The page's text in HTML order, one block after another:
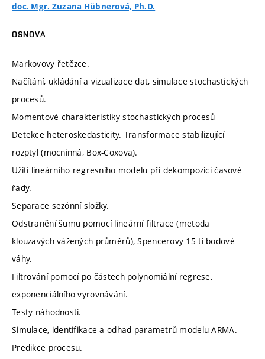
doc. Mgr. Zuzana Hübnerová, Ph.D.
OSNOVA
Markovovy řetězce.
Načítání, ukládání a vizualizace dat, simulace stochastických
procesů.
Momentové charakteristiky stochastických procesů
Detekce heteroskedasticity. Transformace stabilizující
rozptyl (mocninná, Box-Coxova).
Užití lineárního regresního modelu při dekompozici časové
řady.
Separace sezónní složky.
Odstranění šumu pomocí lineární filtrace (metoda
klouzavých vážených průměrů), Spencerovy 15-ti bodové
váhy.
Filtrování pomocí po částech polynomiální regrese,
exponenciálního vyrovnávání.
Testy náhodnosti.
Simulace, identifikace a odhad parametrů modelu ARMA.
Predikce procesu.